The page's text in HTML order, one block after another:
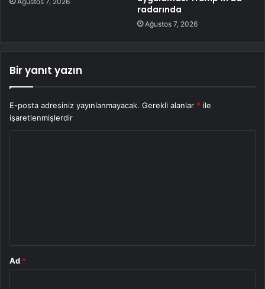
radarında
Ağustos 7, 2026
Bir yanıt yazın
E-posta adresiniz yayınlanmayacak. Gerekli alanlar * ile
işaretlenmişlerdir
Ad *